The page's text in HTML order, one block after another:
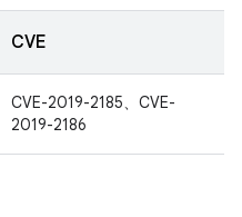
CVE
CVE-2019-2185、CVE-
2019-2186